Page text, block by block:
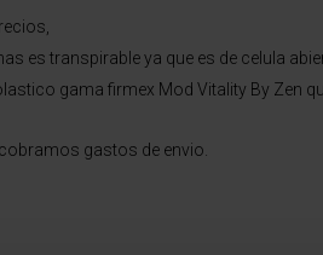
es transpirable ya que es de celula
gama firmex Mod Vitality By Zen
gastos de envio.